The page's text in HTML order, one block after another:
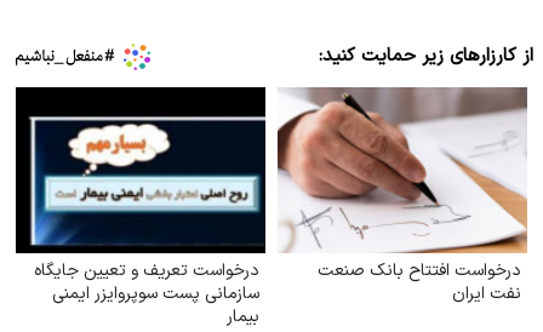
از کارزارهای زیر حمایت کنید:
درخواست افتتاح بانک صنعت
نفت ایران
درخواست تعریف و تعیین جایگاه
سازمانی پست سوپروایزر ایمنی
بیمار